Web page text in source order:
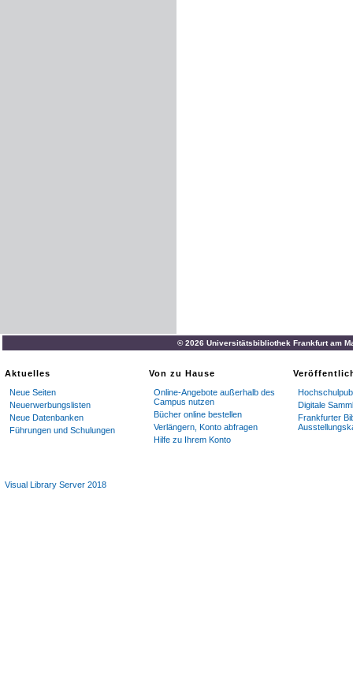
© 2026 Universitätsbibliothek Frankfurt am
Aktuelles
Neue Seiten
Neuerwerbungslisten
Neue Datenbanken
Führungen und Schulungen
Von zu Hause
Online-Angebote außerhalb des
Campus nutzen
Bücher online bestellen
Verlängern, Konto abfragen
Hilfe zu Ihrem Konto
Digitale
Frankfurter
Visual Library Server 2018